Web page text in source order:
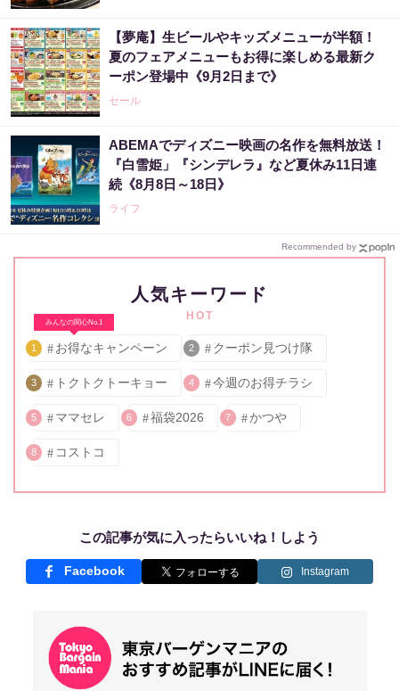
【夢庵】生ビールやキッズメニューが半額！
夏のフェアメニューもお得に楽しめる最新ク
ーポン登場中《9月2日まで》
セール
ABEMAでディズニー映画の名作を無料放送！
『白雪姫」『シンデレラ』など夏休み11日連
続《8月8日～18日》
ライフ
Recommended by
人気キーワード
HOT
みんなの関心No.1
1 お得なキャンペーン 2 クーポン見つけ隊
3 トクトクトーキョー 4 今週のお得チラシ
5 ママセレ 6 福袋2026 7 かつや
8 コストコ
この記事が気に入ったらいいね！しよう
Facebook Instagram